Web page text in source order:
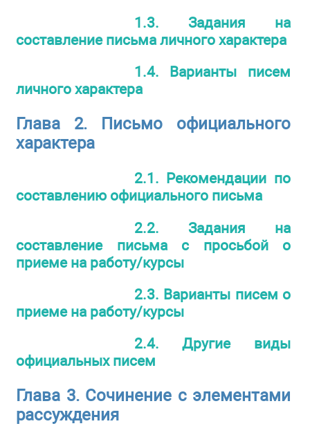
1.3. Задания на
составление письма личного характера
1.4. Варианты писем
личного характера
Глава 2. Письмо официального
характера
2.1. Рекомендации по
составлению официального письма
2.2. Задания на
составление письма с просьбой о
приеме на работу/курсы
2.3. Варианты писем о
приеме на работу/курсы
2.4. Другие виды
официальных писем
Глава 3. Сочинение с элементами
рассуждения